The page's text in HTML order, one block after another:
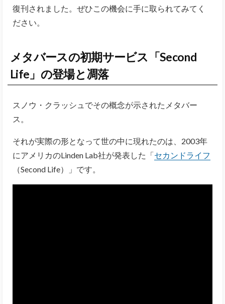
復刊されました。ぜひこの機会に手に取られてみてく
ださい。
メタバースの初期サービス「Second
Life」の登場と凋落
スノウ・クラッシュでその概念が示されたメタバー
ス。
それが実際の形となって世の中に現れたのは、2003年
にアメリカのLinden Lab社が発表した「セカンドライフ
（Second Life）」です。